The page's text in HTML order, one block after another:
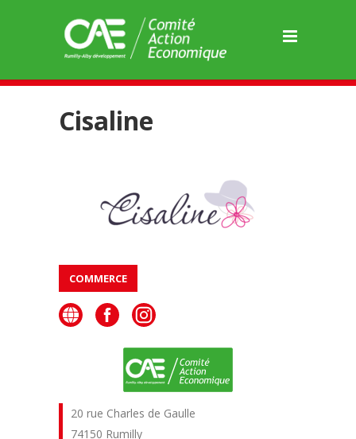
Cisaline
COMMERCE
20 rue Charles de Gaulle
74150 Rumilly